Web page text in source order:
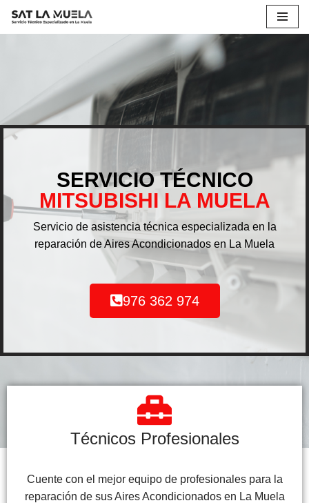
Saltar
SERVICIO TÉCNICO
MITSUBISHI LA MUELA
Servicio de asistencia técnica especializada en la
reparación de Aires Acondicionados en La Muela
976 362 974
Técnicos Profesionales
Cuente con el mejor equipo de profesionales para la
reparación de sus Aires Acondicionados en La Muela